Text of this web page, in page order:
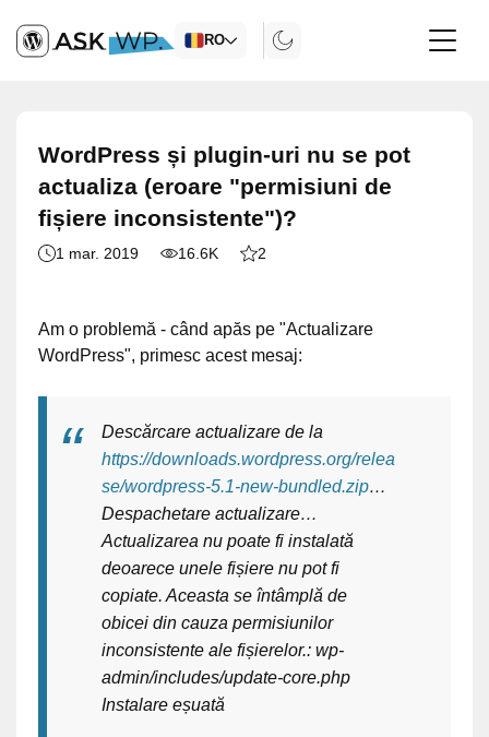
RO
WordPress și plugin-uri nu se pot
actualiza (eroare "permisiuni de
fișiere inconsistente")?
1 mar. 2019 16.6K 2
Am o problemă - când apăs pe "Actualizare
WordPress", primesc acest mesaj:
Descărcare actualizare de la
https://downloads.wordpress.org/relea
se/wordpress-5.1-new-bundled.zip…
Despachetare actualizare…
Actualizarea nu poate fi instalată
deoarece unele fișiere nu pot fi
copiate. Aceasta se întâmplă de
obicei din cauza permisiunilor
inconsistente ale fișierelor.: wp-
admin/includes/update-core.php
Instalare eșuată